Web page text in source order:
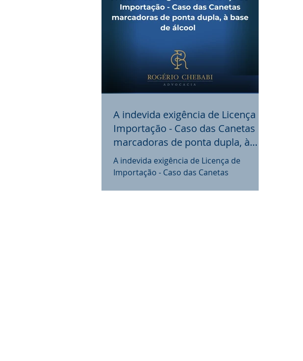
A indevida exigência de Licença de
Importação - Caso das Canetas
marcadoras de ponta dupla, à
base de álcool
A indevida exigência de Licença de
Importação - Caso das Canetas